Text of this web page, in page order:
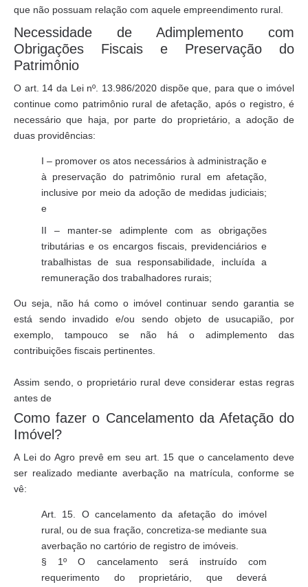
que não possuam relação com aquele empreendimento rural.
Necessidade de Adimplemento com
Obrigações Fiscais e Preservação do
Patrimônio
O art. 14 da Lei nº. 13.986/2020 dispõe que, para que o imóvel
continue como patrimônio rural de afetação, após o registro, é
necessário que haja, por parte do proprietário, a adoção de
duas providências:
I – promover os atos necessários à administração e
à preservação do patrimônio rural em afetação,
inclusive por meio da adoção de medidas judiciais;
e
II – manter-se adimplente com as obrigações
tributárias e os encargos fiscais, previdenciários e
trabalhistas de sua responsabilidade, incluída a
remuneração dos trabalhadores rurais;
Ou seja, não há como o imóvel continuar sendo garantia se
está sendo invadido e/ou sendo objeto de usucapião, por
exemplo, tampouco se não há o adimplemento das
contribuições fiscais pertinentes.
Assim sendo, o proprietário rural deve considerar estas regras
antes de
Como fazer o Cancelamento da Afetação do
Imóvel?
A Lei do Agro prevê em seu art. 15 que o cancelamento deve
ser realizado mediante averbação na matrícula, conforme se
vê:
Art. 15. O cancelamento da afetação do imóvel
rural, ou de sua fração, concretiza-se mediante sua
averbação no cartório de registro de imóveis.
§ 1º O cancelamento será instruído com
requerimento do proprietário, que deverá